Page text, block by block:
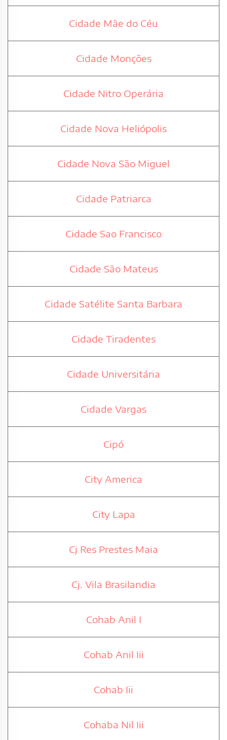
Cidade Mãe do Céu
Cidade Monções
Cidade Nitro Operária
Cidade Nova Heliópolis
Cidade Nova São Miguel
Cidade Patriarca
Cidade Sao Francisco
Cidade São Mateus
Cidade Satélite Santa Barbara
Cidade Tiradentes
Cidade Universitária
Cidade Vargas
Cipó
City America
City Lapa
Cj Res Prestes Maia
Cj. Vila Brasilandia
Cohab Anil I
Cohab Anil Iii
Cohab Iii
Cohaba Nil Iii